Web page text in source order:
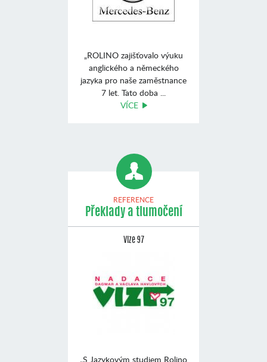
„ROLINO zajišťovalo výuku
anglického a německého
jazyka pro naše zaměstnance
7 let. Tato doba ...
VÍCE
REFERENCE
Překlady a tlumočení
Vize 97
„S Jazykovým studiem Rolino